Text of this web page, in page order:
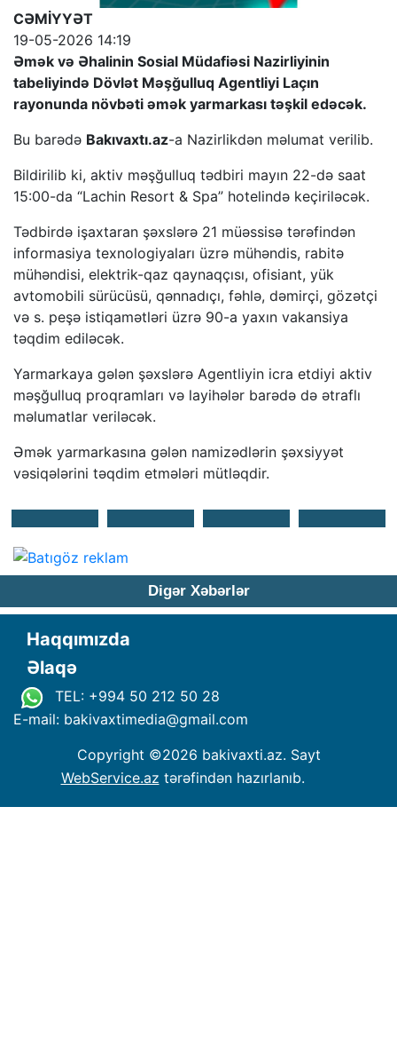
CƏMİYYƏT
19-05-2026 14:19
Əmək və Əhalinin Sosial Müdafiəsi Nazirliyinin
tabeliyində Dövlət Məşğulluq Agentliyi Laçın
rayonunda növbəti əmək yarmarkası təşkil edəcək.
Bu barədə Bakıvaxtı.az-a Nazirlikdən məlumat verilib.
Bildirilib ki, aktiv məşğulluq tədbiri mayın 22-də saat
15:00-da “Lachin Resort & Spa” hotelində keçiriləcək.
Tədbirdə işaxtaran şəxslərə 21 müəssisə tərəfindən
informasiya texnologiyaları üzrə mühəndis, rabitə
mühəndisi, elektrik-qaz qaynaqçısı, ofisiant, yük
avtomobili sürücüsü, qənnadıçı, fəhlə, dəmirçi, gözətçi
və s. peşə istiqamətləri üzrə 90-a yaxın vakansiya
təqdim ediləcək.
Yarmarkaya gələn şəxslərə Agentliyin icra etdiyi aktiv
məşğulluq proqramları və layihələr barədə də ətraflı
məlumatlar veriləcək.
Əmək yarmarkasına gələn namizədlərin şəxsiyyət
vəsiqələrini təqdim etmələri mütləqdir.
Digər Xəbərlər
Haqqımızda
Əlaqə
TEL: +994 50 212 50 28
E-mail: bakivaxtimedia@gmail.com
Copyright ©2026 bakivaxti.az. Sayt
WebService.az tərəfindən hazırlanıb.